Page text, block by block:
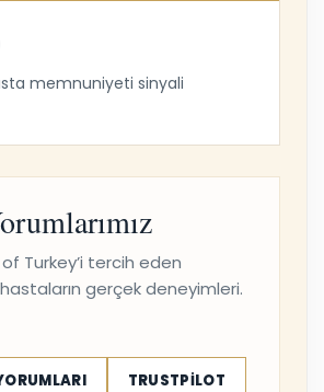
memnuniyeti sinyali
Turkey’i tercih eden
gerçek deneyimleri.
TRUSTPILOT